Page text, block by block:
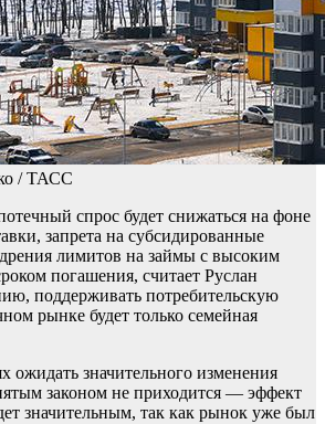
/ ТАСС
спрос будет снижаться на фоне
запрета на субсидированные
лимитов на займы с высоким
погашения, считает Руслан
поддерживать потребительскую
рынке будет только семейная
значительного изменения
законом не приходится — эффект
значительным, так как рынок уже был